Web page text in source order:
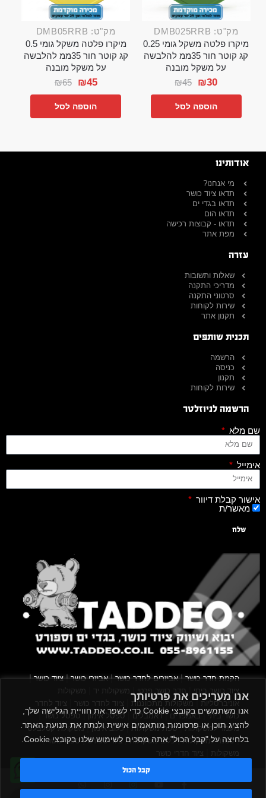
אנו מעריכים את פרטיותך
אנו משתמשים בקובצי Cookie כדי לשפר את חוויית הגלישה שלך,
להציג תוכן או פרסומות מותאמים אישית ולנתח את תנועת האתר.
בלחיצה על "קבל הכול" אתה מסכים לשימוש שלנו בקובצי Cookie.
קבל הכול
מק"ט: DMB025RRB
מיקרו פלטה משקל גומי 0.25
קג קוטר חור 35ממ להלבשה
על משקל מובנה
₪45 ₪30
הוספה לסל
מק"ט: DMB05RRB
מיקרו פלטה משקל גומי 0.5
קג קוטר חור 35ממ להלבשה
על משקל מובנה
₪65 ₪45
הוספה לסל
אודותינו
מי אנחנו?
תדאו ציוד כושר
תדאו בגדי ים
תדאו הום
תדאו - קבוצות רכישה
מפת אתר
עזרה
שאלות ותשובות
מדריכי התקנה
סרטוני התקנה
שירות לקוחות
תקנון אתר
תכנית שותפים
הרשמה
כניסה
תקנון
שירות לקוחות
הרשמה לניוזלטר
שם מלא
אימייל
אישור קבלת דיוור
מאשר/ת
שלח
הקמת חדר כושר|אביזרים לחדר כושר|אביזרי כושר|ציוד כושר|
ציוד כושר ביתי חדר כושר פרטי משקולות יד
משקולות
אוניברסליות | משקולות מתכווננות ציוד לחדר כושר
ציוד לחדר
כושר ביתי|באמפרים |דאמבלים |ספסל אימון | ספסל כושר|
מעמד למשקולות|ספת משקולות |כלוב אימון|משקולת קטלבלס
|סטנד למשקולות|כלוב משקולות|ציוד ספורט|ספת כושר|
משקולות ציוד חדרי כושר